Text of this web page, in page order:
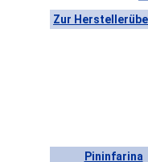
Zur
Pininfarina